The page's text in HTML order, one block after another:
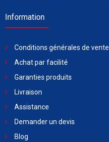
Information
Conditions générales de vente
Achat par facilité
Garanties produits
Livraison
Assistance
Demander un devis
Blog